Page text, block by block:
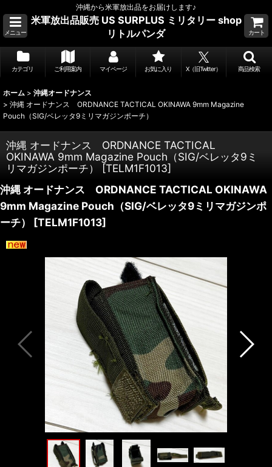
沖縄から米軍放出品をお届けします♪
メニュー
米軍放出品販売 US SURPLUS ミリタリー shop
リトルパンダ
カート
カテゴリ ご利用案内 マイページ お気に入り X（旧Twitter） 商品検索
ホーム > 沖縄オードナンス
> 沖縄 オードナンス ORDNANCE TACTICAL OKINAWA 9mm Magazine
Pouch（SIG/ベレッタ9ミリマガジンポーチ）
沖縄 オードナンス ORDNANCE TACTICAL
OKINAWA 9mm Magazine Pouch（SIG/ベレッタ9ミ
リマガジンポーチ）
[TELM1F1013]
沖縄 オードナンス ORDNANCE TACTICAL OKINAWA
9mm Magazine Pouch（SIG/ベレッタ9ミリマガジンポ
ーチ）
[TELM1F1013]